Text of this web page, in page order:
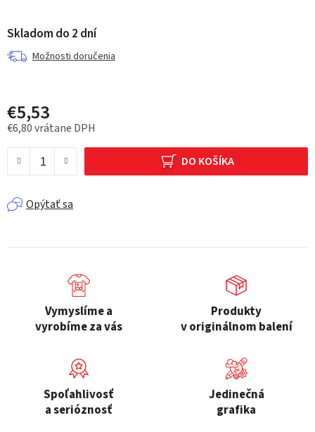
Skladom do 2 dní
Možnosti doručenia
€5,53
€6,80 vrátane DPH
DO KOŠÍKA
Opýtať sa
Vymyslíme a
vyrobíme za vás
Produkty
v originálnom balení
Spoľahlivosť
a serióznosť
Jedinečná
grafika